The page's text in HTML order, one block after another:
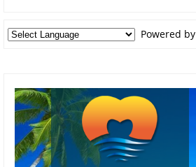
Powered by